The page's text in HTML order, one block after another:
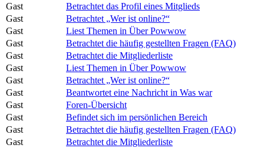
Gast
Betrachtet das Profil eines Mitglieds
Gast
Betrachtet „Wer ist online?“
Gast
Liest Themen in Über Powwow
Gast
Betrachtet die häufig gestellten Fragen (FAQ)
Gast
Betrachtet die Mitgliederliste
Gast
Liest Themen in Über Powwow
Gast
Betrachtet „Wer ist online?“
Gast
Beantwortet eine Nachricht in Was war
Gast
Foren-Übersicht
Gast
Befindet sich im persönlichen Bereich
Gast
Betrachtet die häufig gestellten Fragen (FAQ)
Gast
Betrachtet die Mitgliederliste